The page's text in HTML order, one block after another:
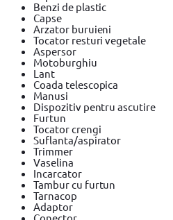
Benzi de plastic
Capse
Arzator buruieni
Tocator resturi vegetale
Aspersor
Motoburghiu
Lant
Coada telescopica
Manusi
Dispozitiv pentru ascutire
Furtun
Tocator crengi
Suflanta/aspirator
Trimmer
Vaselina
Incarcator
Tambur cu furtun
Tarnacop
Adaptor
Conector